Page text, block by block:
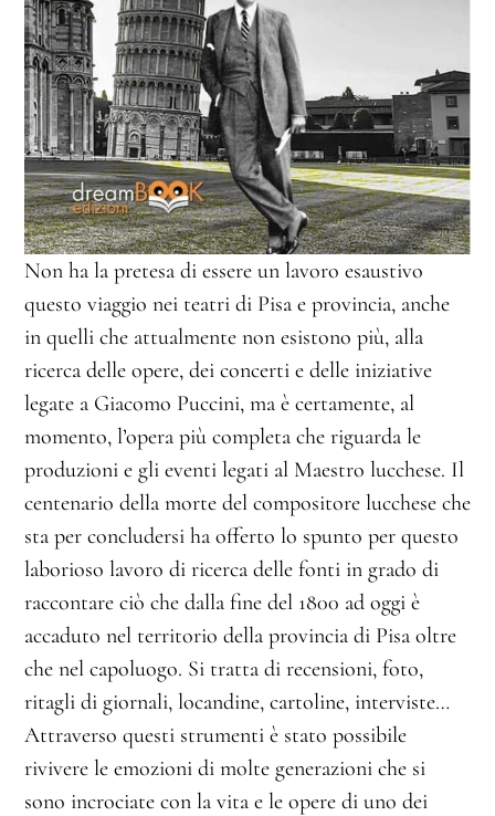
Non ha la pretesa di essere un lavoro esaustivo
questo viaggio nei teatri di Pisa e provincia, anche
in quelli che attualmente non esistono più, alla
ricerca delle opere, dei concerti e delle iniziative
legate a Giacomo Puccini, ma è certamente, al
momento, l’opera più completa che riguarda le
produzioni e gli eventi legati al Maestro lucchese. Il
centenario della morte del compositore lucchese che
sta per concludersi ha offerto lo spunto per questo
laborioso lavoro di ricerca delle fonti in grado di
raccontare ciò che dalla fine del 1800 ad oggi è
accaduto nel territorio della provincia di Pisa oltre
che nel capoluogo. Si tratta di recensioni, foto,
ritagli di giornali, locandine, cartoline, interviste…
Attraverso questi strumenti è stato possibile
rivivere le emozioni di molte generazioni che si
sono incrociate con la vita e le opere di uno dei